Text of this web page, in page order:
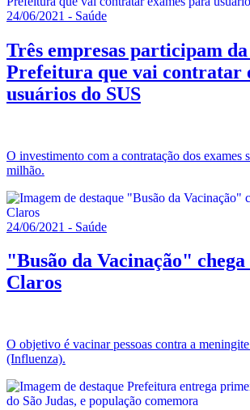
24/06/2021 - Saúde
Três empresas participam
Prefeitura que vai contratar
usuários do SUS
O investimento com a contratação dos exames
milhão.
24/06/2021 - Saúde
"Busão da Vacinação"
Claros
O objetivo é vacinar pessoas contra a
(Influenza).